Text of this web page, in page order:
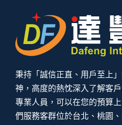
秉持「誠信正直、用戶至上
神，高度的熱忱深入了解客
專業人員，可以在您的預算
們服務客群位於台北、桃園